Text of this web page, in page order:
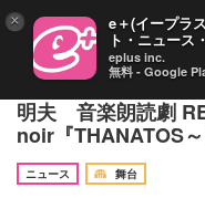
相葉雅紀が朗読劇
明夫 音楽朗読劇
noir『THANATOS
ニュース
舞台
× e＋(イープラ
ト・ニュース
eplus inc.
無料 - Google